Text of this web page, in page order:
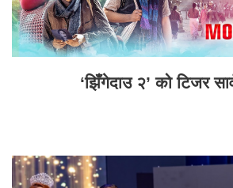
‘झिँगेदाउ २’ को टिजर